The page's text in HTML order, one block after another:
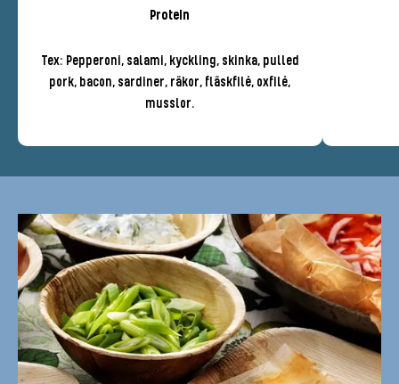
Protein
Tex: Pepperoni, salami, kyckling, skinka, pulled
pork, bacon, sardiner, räkor, fläskfilé, oxfilé,
musslor.